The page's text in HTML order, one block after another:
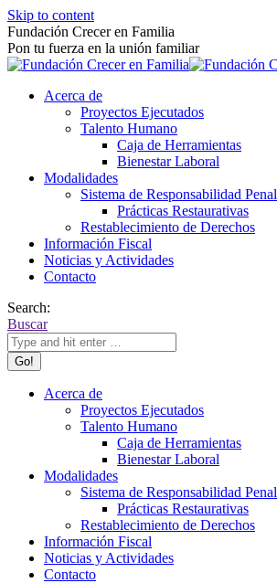
Skip to content
Fundación Crecer en Familia
Pon tu fuerza en la unión familiar
Acerca de
Proyectos Ejecutados
Talento Humano
Caja de Herramientas
Bienestar Laboral
Modalidades
Sistema de Responsabilidad Penal
Prácticas Restaurativas
Restablecimiento de Derechos
Información Fiscal
Noticias y Actividades
Contacto
Search:
Buscar
Acerca de
Proyectos Ejecutados
Talento Humano
Caja de Herramientas
Bienestar Laboral
Modalidades
Sistema de Responsabilidad Penal
Prácticas Restaurativas
Restablecimiento de Derechos
Información Fiscal
Noticias y Actividades
Contacto